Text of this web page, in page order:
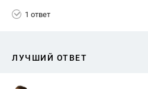
1 ответ
ЛУЧШИЙ ОТВЕТ